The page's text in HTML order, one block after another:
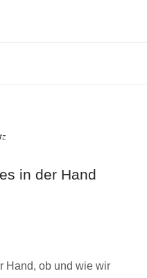
in der Hand
Hand, ob und wie wir